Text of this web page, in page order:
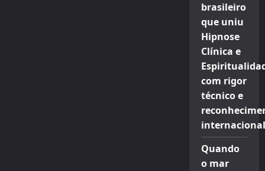
brasileiro
que uniu
Hipnose
Clínica e
com rigor
técnico e
internacional
Quando
o mar